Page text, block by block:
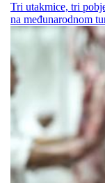
Tri utakmice, tri
na međunarodnom